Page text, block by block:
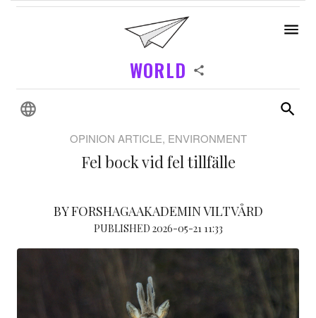
WORLD
OPINION ARTICLE, ENVIRONMENT
Fel bock vid fel tillfälle
BY FORSHAGAAKADEMIN VILTVÅRD
PUBLISHED 2026-05-21 11:33